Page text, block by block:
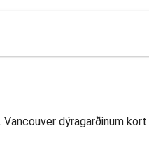
dýragarðinum